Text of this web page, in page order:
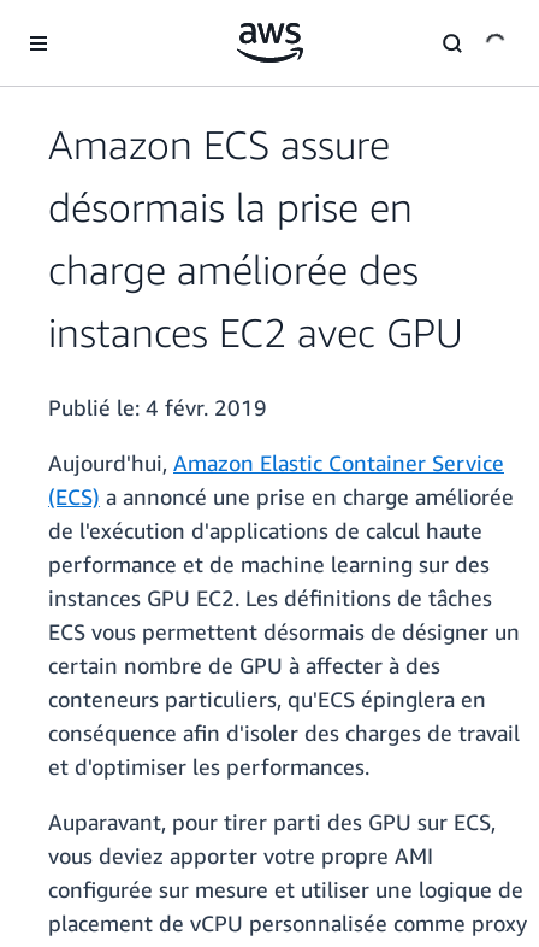
Amazon ECS assure
désormais la prise en
charge améliorée des
instances EC2 avec GPU
Publié le: 4 févr. 2019
Aujourd'hui, Amazon Elastic Container Service
(ECS) a annoncé une prise en charge améliorée
de l'exécution d'applications de calcul haute
performance et de machine learning sur des
instances GPU EC2. Les définitions de tâches
ECS vous permettent désormais de désigner un
certain nombre de GPU à affecter à des
conteneurs particuliers, qu'ECS épinglera en
conséquence afin d'isoler des charges de travail
et d'optimiser les performances.
Auparavant, pour tirer parti des GPU sur ECS,
vous deviez apporter votre propre AMI
configurée sur mesure et utiliser une logique de
placement de vCPU personnalisée comme proxy